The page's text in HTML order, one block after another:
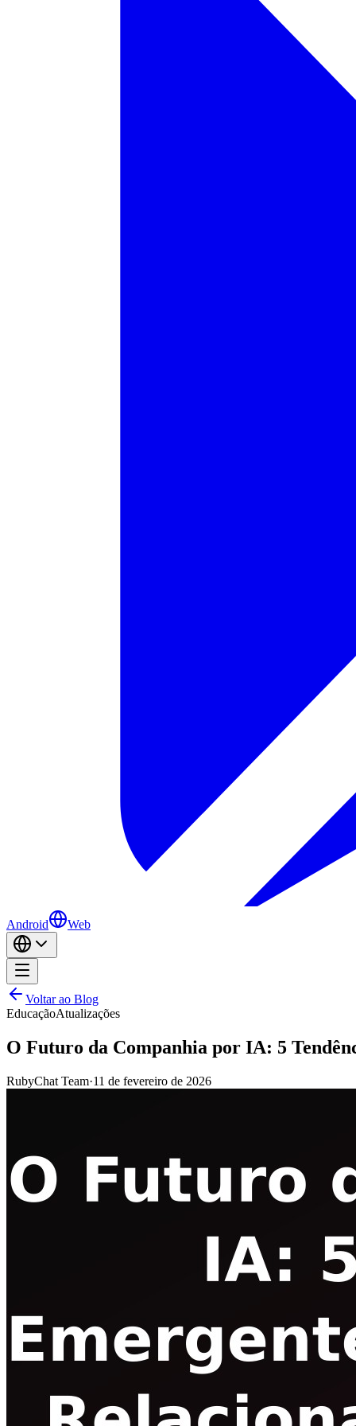
Android Web
Voltar ao Blog
EducaçãoAtualizações
O Futuro da Companhia por IA: 5
RubyChat Team·11 de fevereiro de 2026